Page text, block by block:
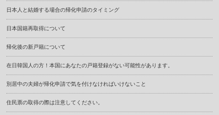
日本人と結婚する場合の帰化申請のタイミング
日本国籍再取得について
帰化後の新戸籍について
在日韓国人の方！本国にあなたの戸籍登録がない可能性があります。
別居中の夫婦が帰化申請で気を付けなければいけないこと
住民票の取得の際は注意してください。